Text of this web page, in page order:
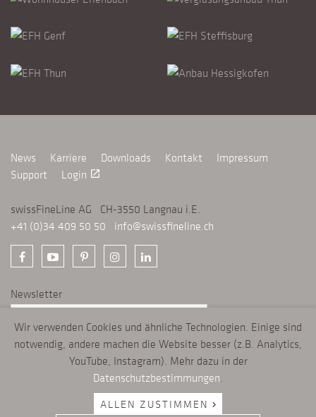
News Karriere Downloads Kontakt
Impressum
Support
Login launch
swissFineLine AG CH-3550 Langnau i.E.
+41 (0)34 409 50 50
info@swissfineline.ch
Newsletter
ANMELDENchevron_right
swissFineLine verwendet Cookies, um Ihr Online-Erlebnis zu verbessern. Mit
der weiteren Nutzung von swissfineline.ch akzeptieren Sie unsere
Datenschutzbestimmungen
Wir verwenden Cookies und ähnliche Technologien. Einige sind
notwendig, andere machen die Website besser (z.B. Analytics,
YouTube, Instagram). Mehr dazu in der
Datenschutzbestimmungen.
ALLEN ZUSTIMMEN chevron_right